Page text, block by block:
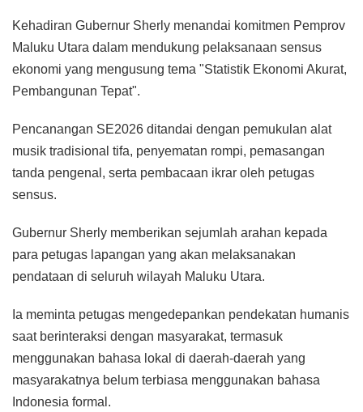
Kehadiran Gubernur Sherly menandai komitmen Pemprov
Maluku Utara dalam mendukung pelaksanaan sensus
ekonomi yang mengusung tema "Statistik Ekonomi Akurat,
Pembangunan Tepat".
Pencanangan SE2026 ditandai dengan pemukulan alat
musik tradisional tifa, penyematan rompi, pemasangan
tanda pengenal, serta pembacaan ikrar oleh petugas
sensus.
Gubernur Sherly memberikan sejumlah arahan kepada
para petugas lapangan yang akan melaksanakan
pendataan di seluruh wilayah Maluku Utara.
Ia meminta petugas mengedepankan pendekatan humanis
saat berinteraksi dengan masyarakat, termasuk
menggunakan bahasa lokal di daerah-daerah yang
masyarakatnya belum terbiasa menggunakan bahasa
Indonesia formal.